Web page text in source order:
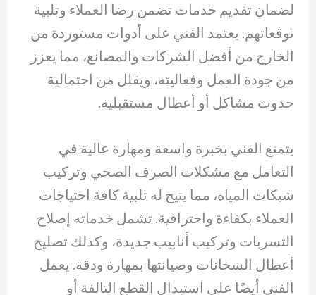
لضمان تقديم خدمات تضمن رضا العملاء وتلبية
توقعاتهم. يعتمد الفني على أدوات مستوردة من
الخارج من أفضل الشركات والمصانع، مما يعزز
من جودة العمل وفعاليته، ويقلل من احتمالية
حدوث مشاكل أو أعطال مستقبلية.
يتمتع الفني بخبرة واسعة ومهارة عالية في
التعامل مع مشكلات الصرف الصحي وتركيب
شبكات المياه، مما يتيح له تلبية كافة احتياجات
العملاء بكفاءة واحترافية. تشمل خدماته إصلاح
التسربات وتركيب أنابيب جديدة، وكذلك تصليح
أعطال السخانات وصيانتها بمهارة ودقة. يعمل
الفني أيضًا على استبدال القطع التالفة أو